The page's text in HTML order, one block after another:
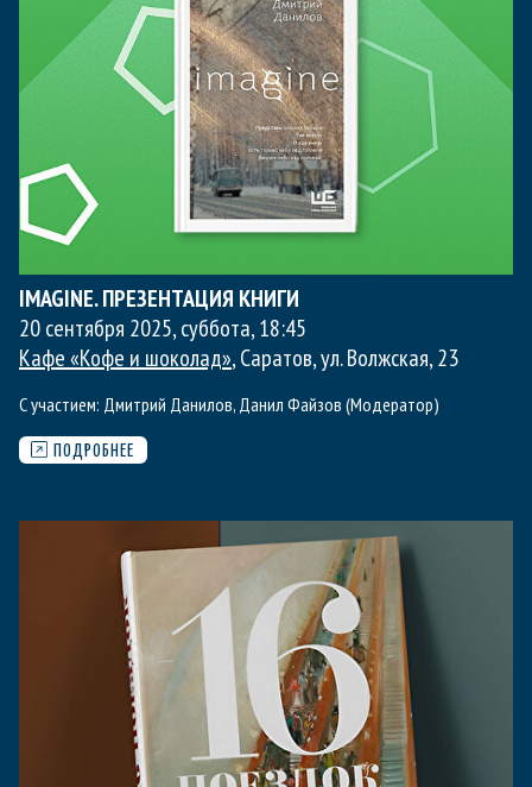
IMAGINE. ПРЕЗЕНТАЦИЯ КНИГИ
20 сентября 2025, суббота,18:45
Кафе «Кофе и шоколад», Саратов, ул. Волжская, 23
С участием: Дмитрий Данилов, Данил Файзов (Модератор)
ПОДРОБНЕЕ